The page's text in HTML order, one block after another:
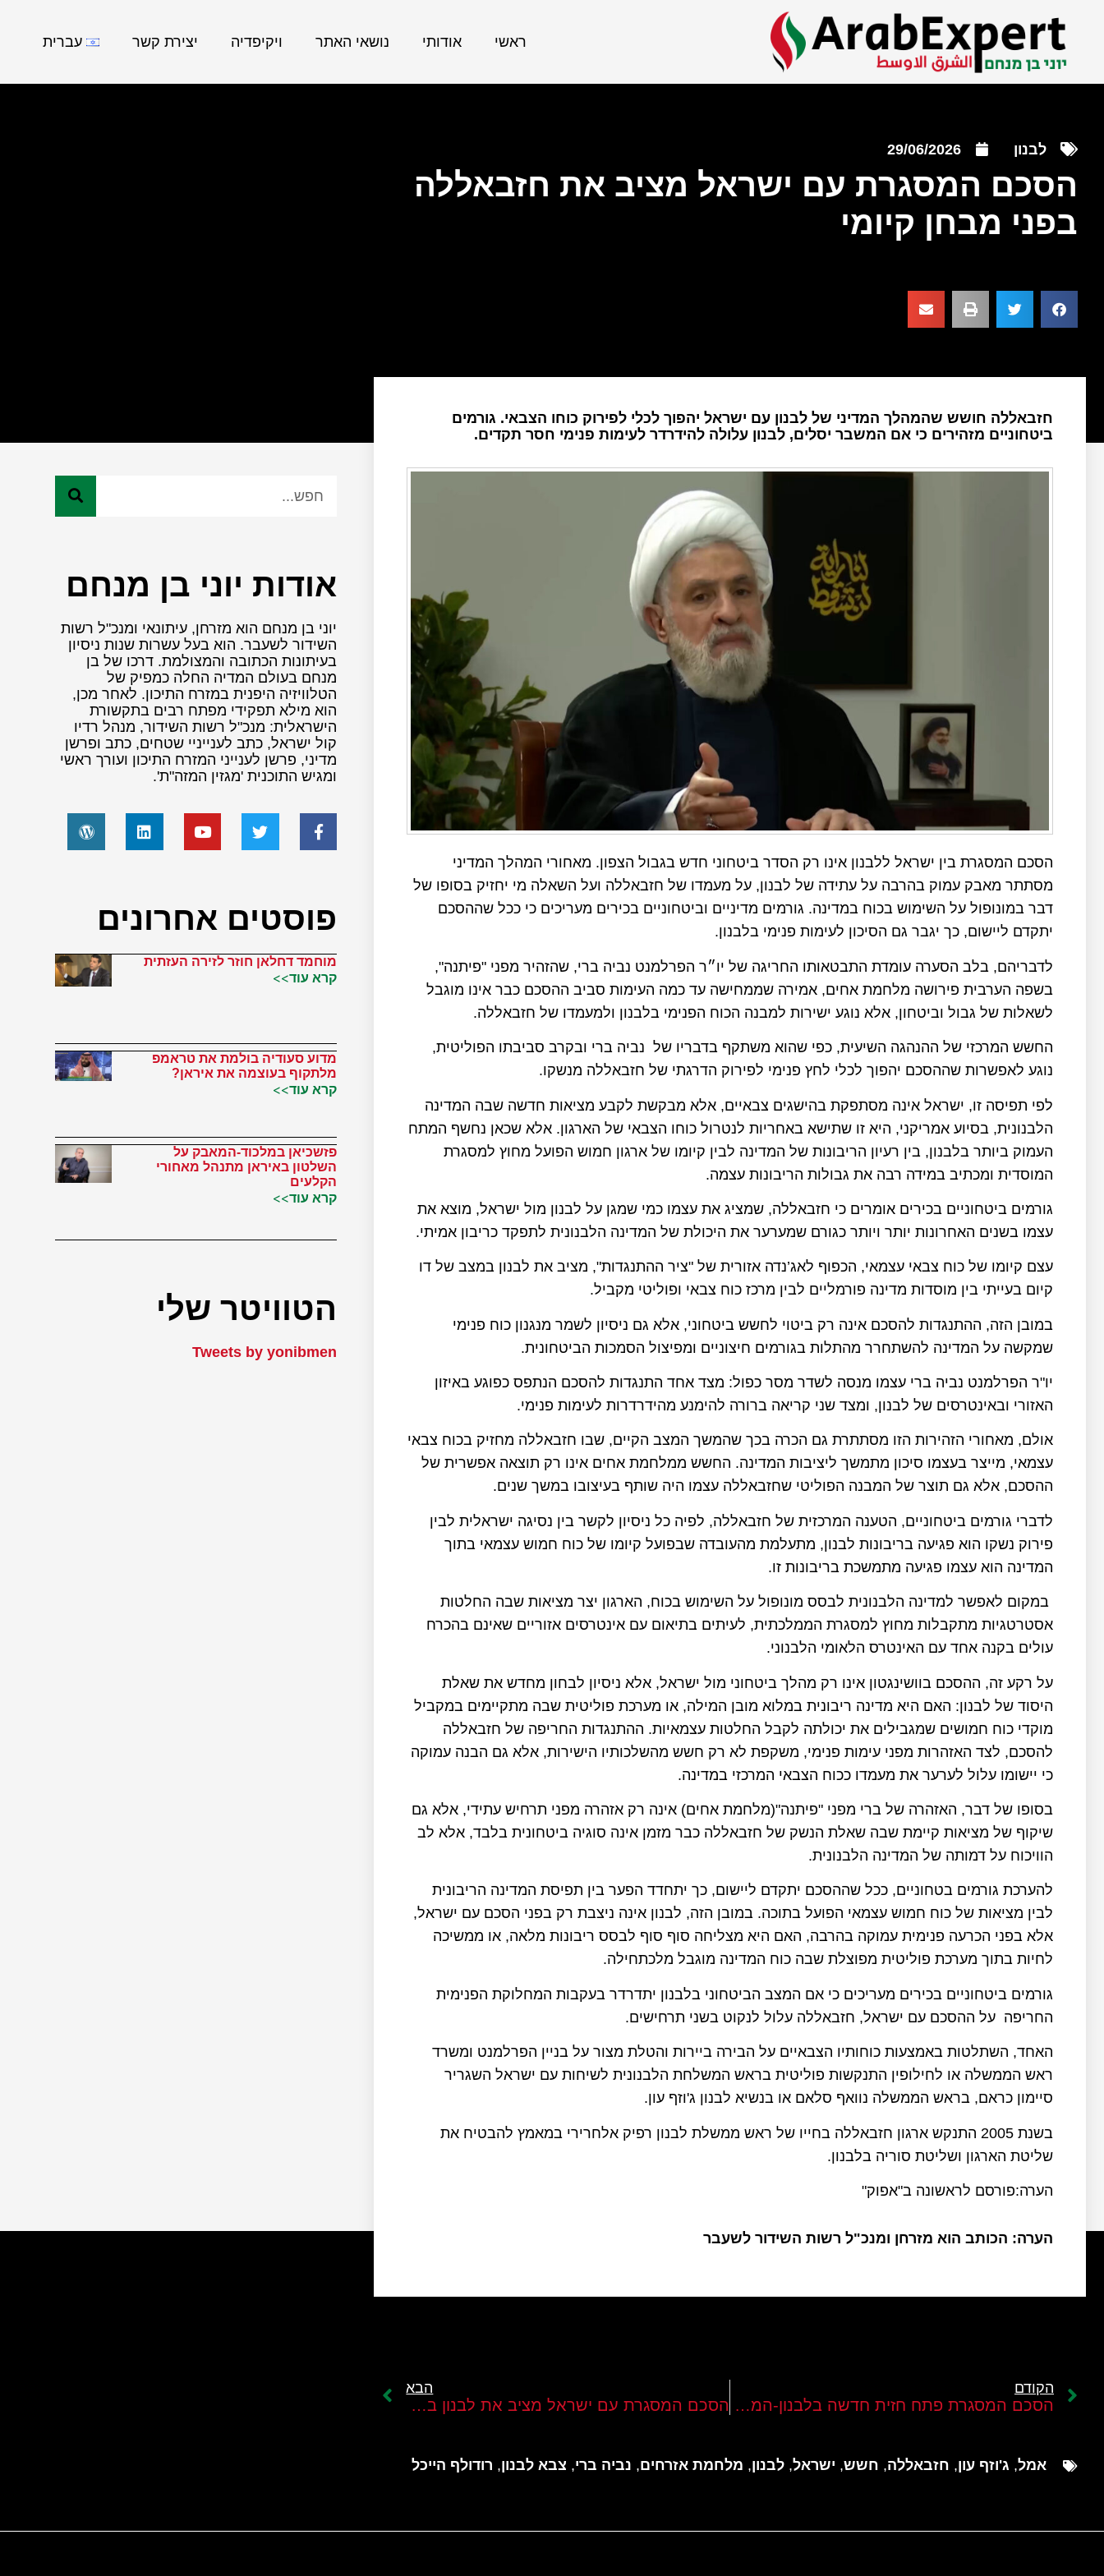
ראשי אודותי נושאי האתר ויקיפדיה יצירת קשר עברית
לבנון 29/06/2026
הסכם המסגרת עם ישראל מציב את חזבאללה
בפני מבחן קיומי
חזבאללה חושש שהמהלך המדיני של לבנון עם ישראל יהפוך לכלי לפירוק כוחו הצבאי. גורמים
ביטחוניים מזהירים כי אם המשבר יסלים, לבנון עלולה להידרדר לעימות פנימי חסר תקדים.
הסכם המסגרת בין ישראל ללבנון אינו רק הסדר ביטחוני חדש בגבול הצפון. מאחורי המהלך המדיני
מסתתר מאבק עמוק בהרבה על עתידה של לבנון, על מעמדו של חזבאללה ועל השאלה מי יחזיק בסופו של
דבר במונופול על השימוש בכוח במדינה. גורמים מדיניים וביטחוניים בכירים מעריכים כי ככל שההסכם
יתקדם ליישום, כך יגבר גם הסיכון לעימות פנימי בלבנון.
לדבריהם, בלב הסערה עומדת התבטאותו החריגה של יו״ר הפרלמנט נביה ברי, שהזהיר מפני "פיתנה",
בשפה הערבית פירושה מלחמת אחים, אמירה שממחישה עד כמה העימות סביב ההסכם כבר אינו מוגבל
לשאלות של גבול וביטחון, אלא נוגע ישירות למבנה הכוח הפנימי בלבנון ולמעמדו של חזבאללה.
החשש המרכזי של ההנהגה השיעית, כפי שהוא משתקף בדבריו של נביה ברי ובקרב סביבתו הפוליטית,
נוגע לאפשרות שההסכם יהפוך לכלי לחץ פנימי לפירוק הדרגתי של חזבאללה מנשקו.
לפי תפיסה זו, ישראל אינה מסתפקת בהישגים צבאיים, אלא מבקשת לקבע מציאות חדשה שבה המדינה
הלבנונית, בסיוע אמריקני, היא זו שתישא באחריות לנטרול כוחו הצבאי של הארגון. אלא שכאן נחשף המתח
העמוק ביותר בלבנון, בין רעיון הריבונות של המדינה לבין קיומו של ארגון חמוש הפועל מחוץ למסגרת
המוסדית ומכתיב במידה רבה את גבולות הריבונות עצמה.
גורמים ביטחוניים בכירים אומרים כי חזבאללה, שמציג את עצמו כמי שמגן על לבנון מול ישראל, מוצא את
עצמו בשנים האחרונות יותר ויותר כגורם שמערער את היכולת של המדינה הלבנונית לתפקד כריבון אמיתי.
עצם קיומו של כוח צבאי עצמאי, הכפוף לאג’נדה אזורית של "ציר ההתנגדות", מציב את לבנון במצב של דו
קיום בעייתי בין מוסדות מדינה פורמליים לבין מרכז כוח צבאי ופוליטי מקביל.
במובן הזה, ההתנגדות להסכם אינה רק ביטוי לחשש ביטחוני, אלא גם ניסיון לשמר מנגנון כוח פנימי
שמקשה על המדינה להשתחרר מהתלות בגורמים חיצוניים ומפיצול הסמכות הביטחונית.
יו"ר הפרלמנט נביה ברי עצמו מנסה לשדר מסר כפול: מצד אחד התנגדות להסכם הנתפס כפוגע באיזון
האזורי ובאינטרסים של לבנון, ומצד שני קריאה ברורה להימנע מהידרדרות לעימות פנימי.
אולם, מאחורי הזהירות הזו מסתתרת גם הכרה בכך שהמשך המצב הקיים, שבו חזבאללה מחזיק בכוח צבאי
עצמאי, מייצר בעצמו סיכון מתמשך ליציבות המדינה. החשש ממלחמת אחים אינו רק תוצאה אפשרית של
ההסכם, אלא גם תוצר של המבנה הפוליטי שחזבאללה עצמו היה שותף בעיצובו במשך שנים.
לדברי גורמים ביטחוניים, הטענה המרכזית של חזבאללה, לפיה כל ניסיון לקשר בין נסיגה ישראלית לבין
פירוק נשקו הוא פגיעה בריבונות לבנון, מתעלמת מהעובדה שבפועל קיומו של כוח חמוש עצמאי בתוך
המדינה הוא עצמו פגיעה מתמשכת בריבונות זו.
במקום לאפשר למדינה הלבנונית לבסס מונופול על השימוש בכוח, הארגון יצר מציאות שבה החלטות
אסטרטגיות מתקבלות מחוץ למסגרת הממלכתית, לעיתים בתיאום עם אינטרסים אזוריים שאינם בהכרח
עולים בקנה אחד עם האינטרס הלאומי הלבנוני.
על רקע זה, ההסכם בוושינגטון אינו רק מהלך ביטחוני מול ישראל, אלא ניסיון לבחון מחדש את שאלת
היסוד של לבנון: האם היא מדינה ריבונית במלוא מובן המילה, או מערכת פוליטית שבה מתקיימים במקביל
מוקדי כוח חמושים שמגבילים את יכולתה לקבל החלטות עצמאיות. ההתנגדות החריפה של חזבאללה
להסכם, לצד האזהרות מפני עימות פנימי, משקפת לא רק חשש מהשלכותיו הישירות, אלא גם הבנה עמוקה
כי יישומו עלול לערער את מעמדו ככוח הצבאי המרכזי במדינה.
בסופו של דבר, האזהרה של ברי מפני "פיתנה"(מלחמת אחים) אינה רק אזהרה מפני תרחיש עתידי, אלא גם
שיקוף של מציאות קיימת שבה שאלת הנשק של חזבאללה כבר מזמן אינה סוגיה ביטחונית בלבד, אלא לב
הוויכוח על דמותה של המדינה הלבנונית.
להערכת גורמים בטחוניים, ככל שההסכם יתקדם ליישום, כך יתחדד הפער בין תפיסת המדינה הריבונית
לבין מציאות של כוח חמוש עצמאי הפועל בתוכה. במובן הזה, לבנון אינה ניצבת רק בפני הסכם עם ישראל,
אלא בפני הכרעה פנימית עמוקה בהרבה, האם היא מצליחה סוף סוף לבסס ריבונות מלאה, או ממשיכה
לחיות בתוך מערכת פוליטית מפוצלת שבה כוח המדינה מוגבל מלכתחילה.
גורמים ביטחוניים בכירים מעריכים כי אם המצב הביטחוני בלבנון יתדרדר בעקבות המחלוקת הפנימית
החריפה על ההסכם עם ישראל, חזבאללה עלול לנקוט בשני תרחישים.
האחד, השתלטות באמצעות כוחותיו הצבאיים על הבירה ביירות והטלת מצור על בניין הפרלמנט ומשרד
ראש הממשלה או לחילופין התנקשות פוליטית בראש המשלחת הלבנונית לשיחות עם ישראל השגריר
סיימון כראם, בראש הממשלה נוואף סלאם או בנשיא לבנון ג'וזף עון.
בשנת 2005 התנקש ארגון חזבאללה בחייו של ראש ממשלת לבנון רפיק אלחרירי במאמץ להבטיח את
שליטת הארגון ושליטת סוריה בלבנון.
הערה:פורסם לראשונה ב"אפוק"
הערה: הכותב הוא מזרחן ומנכ"ל רשות השידור לשעבר
אודות יוני בן מנחם
יוני בן מנחם הוא מזרחן, עיתונאי ומנכ"ל רשות
השידור לשעבר. הוא בעל עשרות שנות ניסיון
בעיתונות הכתובה והמצולמת. דרכו של בן
מנחם בעולם המדיה החלה כמפיק של
הטלוויזיה היפנית במזרח התיכון. לאחר מכן,
הוא מילא תפקידי מפתח רבים בתקשורת
הישראלית: מנכ"ל רשות השידור, מנהל רדיו
קול ישראל, כתב לענייניי שטחים, כתב ופרשן
מדיני, פרשן לענייני המזרח התיכון ועורך ראשי
ומגיש התוכנית 'מגזין המזה"ת'.
פוסטים אחרונים
מוחמד דחלאן חוזר לזירה העזתית
קרא עוד>>
מדוע סעודיה בולמת את טראמפ
מלתקוף בעוצמה את איראן?
קרא עוד>>
פזשכיאן במלכוד-המאבק על
השלטון באיראן מתנהל מאחורי
הקלעים
קרא עוד>>
הטוויטר שלי
Tweets by yonibmen
הקודם
הסכם המסגרת פתח חזית חדשה בלבנון-המבחן האמיתי רק מתחיל
הבא
הסכם המסגרת עם ישראל מציב את לבנון בפני ההכרעה הגדולה בתולדותיה
אמל, ג'וזף עון, חזבאללה, חשש, ישראל, לבנון, מלחמת אזרחים, נביה ברי, צבא לבנון, רודולף הייכל